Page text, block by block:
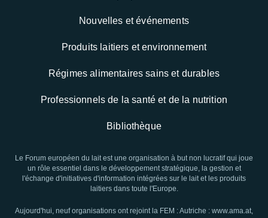
Nouvelles et événements
Produits laitiers et environnement
Régimes alimentaires sains et durables
Professionnels de la santé et de la nutrition
Bibliothèque
Le Forum européen du lait est une organisation à but non lucratif qui joue
un rôle essentiel dans le développement stratégique, la gestion et
l'échange d'initiatives d'information intégrées sur le lait et les produits
laitiers dans toute l'Europe.
Aujourd'hui, neuf organisations ont rejoint la FEM : Autriche : www.ama.at,